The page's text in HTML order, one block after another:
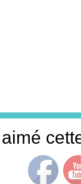
Set Youtube